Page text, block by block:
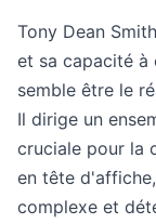
Tony Dean
et sa capacité à
semble être le
Il dirige un
cruciale pour la
en tête
complexe et